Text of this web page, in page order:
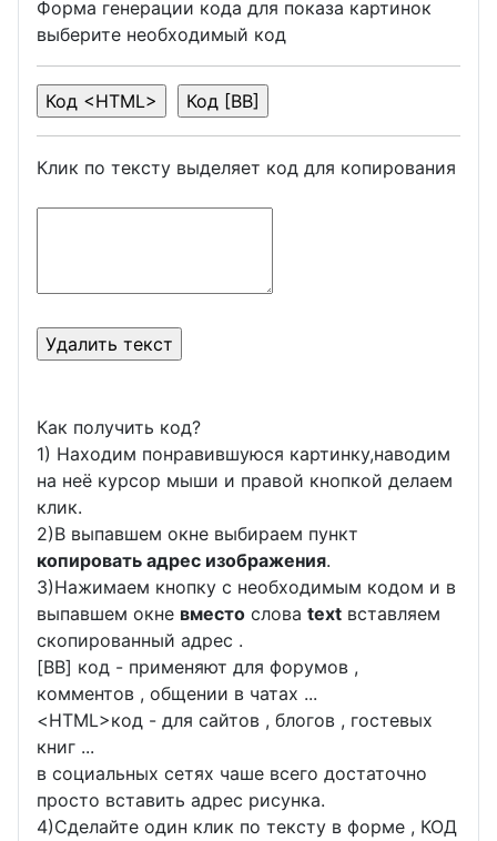
Форма генерации кода для показа картинок
выберите необходимый код
Клик по тексту выделяет код для копирования
Как получить код?
1) Находим понравившуюся картинку,наводим
на неё курсор мыши и правой кнопкой делаем
клик.
2)В выпавшем окне выбираем пункт
копировать адрес изображения.
3)Нажимаем кнопку с необходимым кодом и в
выпавшем окне вместо слова text вставляем
скопированный адрес .
[BB] код - применяют для форумов ,
комментов , общении в чатах ...
<HTML>код - для сайтов , блогов , гостевых
книг ...
в социальных сетях чаше всего достаточно
просто вставить адрес рисунка.
4)Сделайте один клик по тексту в форме , КОД